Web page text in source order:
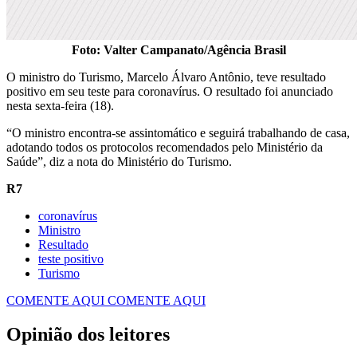
Foto: Valter Campanato/Agência Brasil
O ministro do Turismo, Marcelo Álvaro Antônio, teve resultado
positivo em seu teste para coronavírus. O resultado foi anunciado
nesta sexta-feira (18).
“O ministro encontra-se assintomático e seguirá trabalhando de casa,
adotando todos os protocolos recomendados pelo Ministério da
Saúde”, diz a nota do Ministério do Turismo.
R7
coronavírus
Ministro
Resultado
teste positivo
Turismo
COMENTE AQUI COMENTE AQUI
Opinião dos leitores